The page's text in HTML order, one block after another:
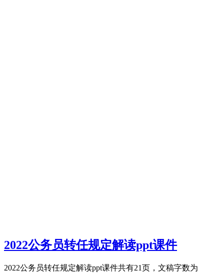
2022公务员转任规定解读ppt课件
2022公务员转任规定解读ppt课件共有21页，文稿字数为